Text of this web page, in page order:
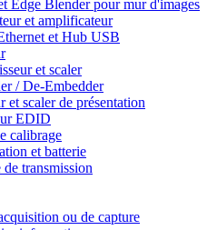
Edge Blender pour mur d'images
et amplificateur
et Hub USB
et scaler
/ De-Embedder
et scaler de présentation
EDID
calibrage
et batterie
de transmission
ou de capture